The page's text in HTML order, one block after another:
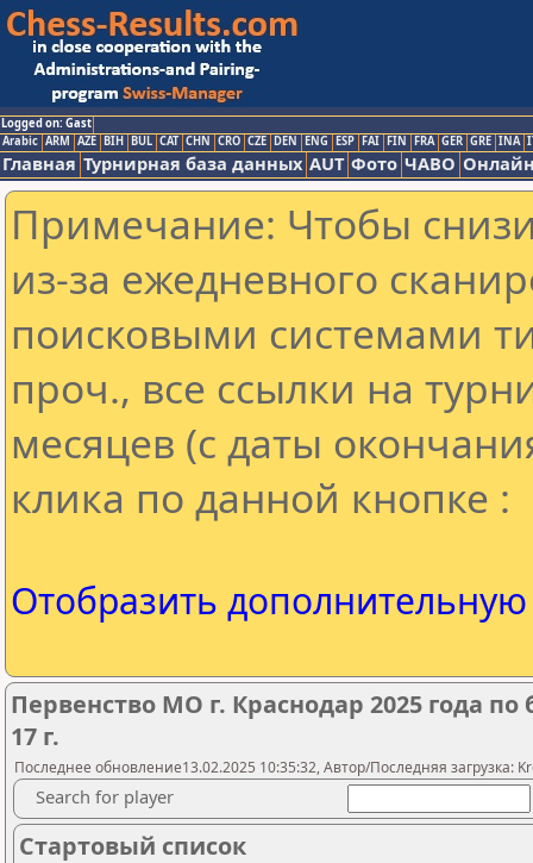
Logged on: Gast
Arabic ARM AZE BIH BUL CAT CHN CRO CZE DEN ENG ESP FAI FIN FRA GER GRE INA
Главная Турнирная база данных AUT Фото ЧАВО
Примечание: Чтобы
из-за ежедневного
поисковыми системами
проч., все ссылки на
месяцев (с даты
клика по данной кнопке :
Отобразить
Первенство МО г. Краснодар 2025 года
17 г.
Последнее обновление13.02.2025 10:35:32, Автор/Последняя загрузка:
Search for player
Стартовый список